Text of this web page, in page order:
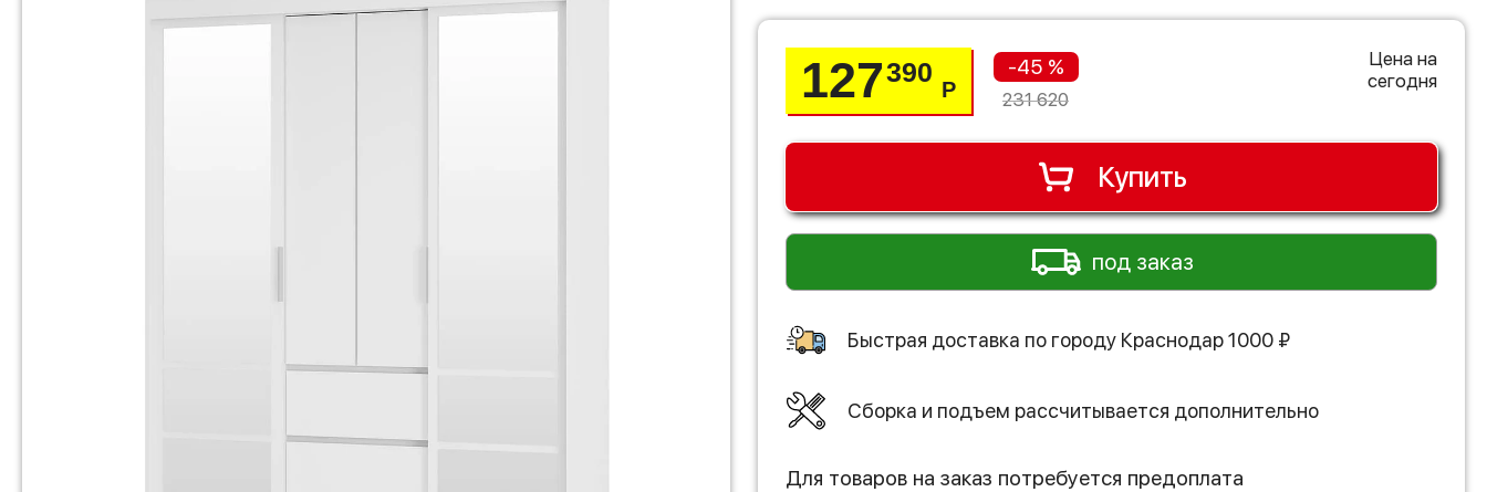
127390
Р
-45 %
231 620
Цена на
сегодня
Купить
под заказ
Быстрая доставка по городу Краснодар 1000 ₽
Сборка и подъем рассчитывается дополнительно
Для товаров на заказ потребуется предоплата